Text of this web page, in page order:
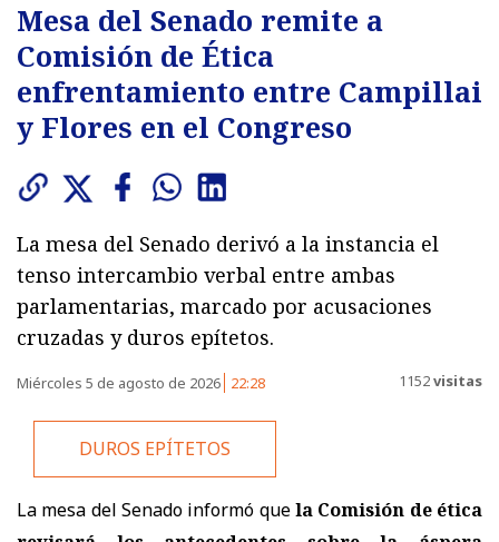
Mesa del Senado remite a
Comisión de Ética
enfrentamiento entre Campillai
y Flores en el Congreso
La mesa del Senado derivó a la instancia el
tenso intercambio verbal entre ambas
parlamentarias, marcado por acusaciones
cruzadas y duros epítetos.
Miércoles 5 de agosto de 2026 22:28 1152visitas
DUROS EPÍTETOS
La mesa del Senado informó quela Comisión de ética